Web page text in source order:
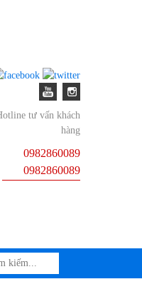
tư vấn khách
hàng
0982860089
0982860089